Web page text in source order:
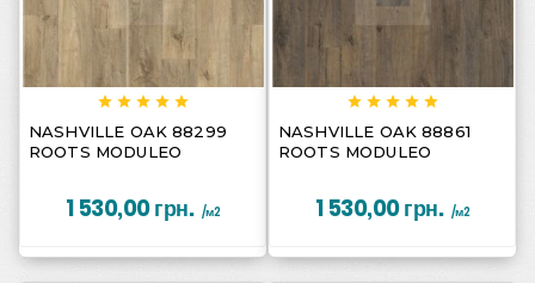
  
    
NASHVILLE OAK 88299
ROOTS MODULEO
1 530,00 грн. /м2
  
    
NASHVILLE OAK 88861
ROOTS MODULEO
1 530,00 грн. /м2